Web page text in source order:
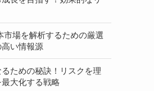
市場を解析するための厳選
い情報源
ための秘訣！リスクを理
大化する戦略